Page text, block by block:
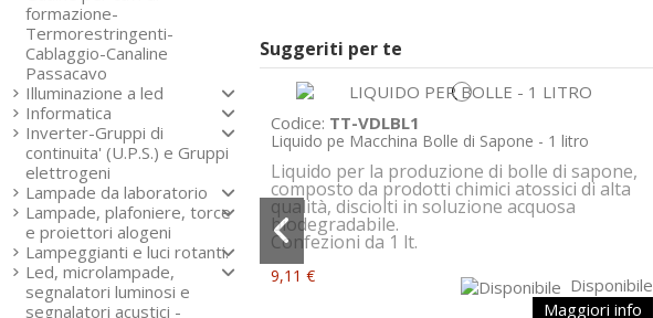
Suggeriti per te
Codice: TT-VDLBL1
Liquido pe Macchina Bolle di Sapone - 1 litro
Liquido per la produzione di bolle di sapone,
composto da prodotti chimici atossici di alta
qualità, disciolti in soluzione acquosa
biodegradabile.
Confezioni da 1 lt.
9,11 €
Disponibile
Maggiori info
formazione-
Termorestringenti-
Cablaggio-Canaline
Passacavo
Illuminazione a led
Informatica
Inverter-Gruppi di
continuita' (U.P.S.) e Gruppi
elettrogeni
Lampade da laboratorio
Lampade, plafoniere, torce
e proiettori alogeni
Lampeggianti e luci rotanti.
Led, microlampade,
segnalatori luminosi e
segnalatori acustici -